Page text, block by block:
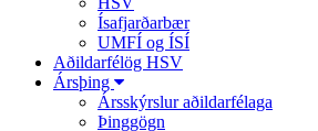
Ísafjarðarbær
UMFÍ og ÍSÍ
Aðildarfélög HSV
Ársþing
Ársskýrslur aðildarfélaga
Þinggögn